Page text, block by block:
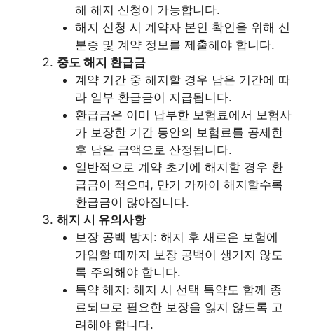
해 해지 신청이 가능합니다.
해지 신청 시 계약자 본인 확인을 위해 신
분증 및 계약 정보를 제출해야 합니다.
중도 해지 환급금
계약 기간 중 해지할 경우 남은 기간에 따
라 일부 환급금이 지급됩니다.
환급금은 이미 납부한 보험료에서 보험사
가 보장한 기간 동안의 보험료를 공제한
후 남은 금액으로 산정됩니다.
일반적으로 계약 초기에 해지할 경우 환
급금이 적으며, 만기 가까이 해지할수록
환급금이 많아집니다.
해지 시 유의사항
보장 공백 방지: 해지 후 새로운 보험에
가입할 때까지 보장 공백이 생기지 않도
록 주의해야 합니다.
특약 해지: 해지 시 선택 특약도 함께 종
료되므로 필요한 보장을 잃지 않도록 고
려해야 합니다.